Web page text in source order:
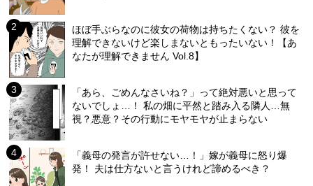
ほぼ手ぶらなのに彼女の荷物は持ちたくない？ 彼を
理解できないけど楽しまないともったいない！【あ
なたが理解できません Vol.8】
「あら、ごめんなさいね？」って絶対悪いと思って
ないでしょ…！ 私の畑に平然と踏み入る隣人…無
視？悪意？その行動にモヤモヤが止まらない
「義母の発言が許せない…！」嫁が義母に怒り爆
発！ 夫は仕方ないと言うけれど諦めるべき？